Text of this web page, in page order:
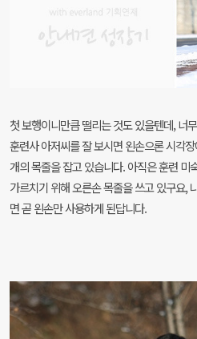
첫 보행이니만큼 떨리는 것도 있을텐데, 너
훈련사 아저씨를 잘 보시면 왼손으론 시각
개의 목줄을 잡고 있습니다. 아직은 훈련 미
가르치기 위해 오른손 목줄을 쓰고 있구요,
면 곧 왼손만 사용하게 된답니다.